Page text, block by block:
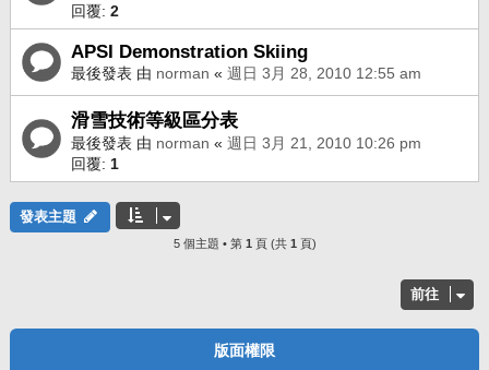
回覆: 2
APSI Demonstration Skiing
最後發表 由 norman « 週日 3月 28, 2010 12:55 am
滑雪技術等級區分表
最後發表 由 norman « 週日 3月 21, 2010 10:26 pm
回覆: 1
發表主題
5 個主題 • 第 1 頁 (共 1 頁)
前往
版面權限